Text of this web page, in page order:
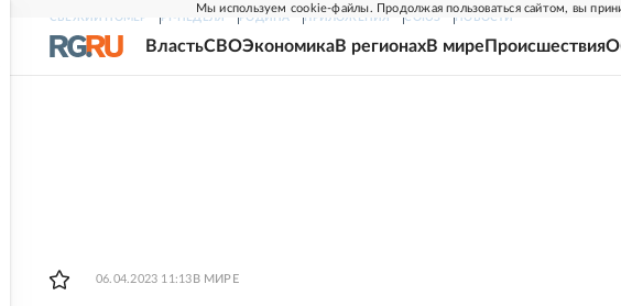
Мы используем cookie-файлы. Продолжая пользоваться сайтом, вы
СВЕЖИЙ НОМЕР РГ-НЕДЕЛЯ РОДИНА ПРИЛОЖЕНИЯ СОЮЗ НОВОСТИ
ВластьСВОЭкономикаВ регионахВ мире Происшествия
06.04.2023 11:13 В МИРЕ